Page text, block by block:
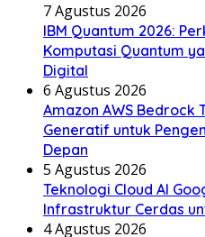
7 Agustus 2026
IBM Quantum 2026:
Komputasi Quantum
Digital
6 Agustus 2026
Amazon AWS Bedrock
Generatif untuk
Depan
5 Agustus 2026
Teknologi Cloud AI
Infrastruktur Cerdas
4 Agustus 2026